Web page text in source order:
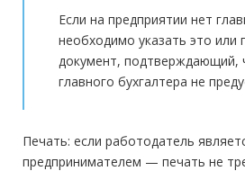
Если на предприятии нет
необходимо указать это или
документ, подтверждающий,
главного бухгалтера не
Печать: если работодатель
предпринимателем — печать не